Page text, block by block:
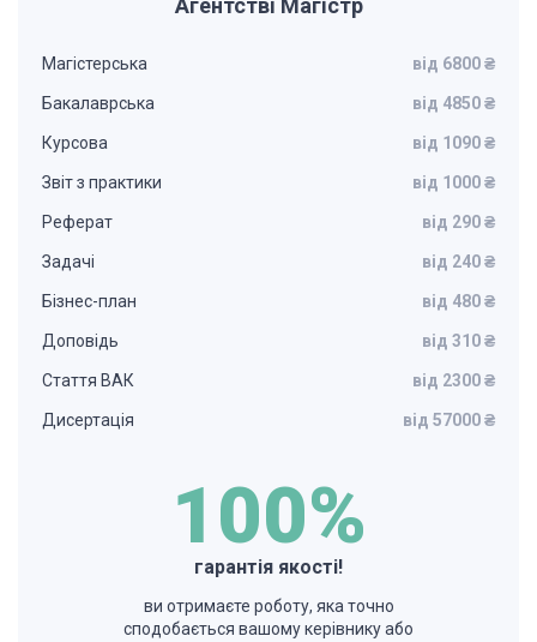
Агентстві Магістр
Магістерська від 6800 ₴
Бакалаврська від 4850 ₴
Курсова від 1090 ₴
Звіт з практики від 1000 ₴
Реферат від 290 ₴
Задачі від 240 ₴
Бізнес-план від 480 ₴
Доповідь від 310 ₴
Стаття ВАК від 2300 ₴
Дисертація від 57000 ₴
100%
гарантія якості!
ви отримаєте роботу, яка точно
сподобається вашому керівнику або